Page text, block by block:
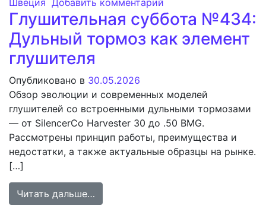
Швеция Добавить комментарий
Глушительная суббота №434:
Дульный тормоз как элемент
глушителя
Опубликовано в 30.05.2026
Обзор эволюции и современных моделей
глушителей со встроенными дульными тормозами
— от SilencerCo Harvester 30 до .50 BMG.
Рассмотрены принцип работы, преимущества и
недостатки, а также актуальные образцы на рынке.
[…]
Читать дальше…